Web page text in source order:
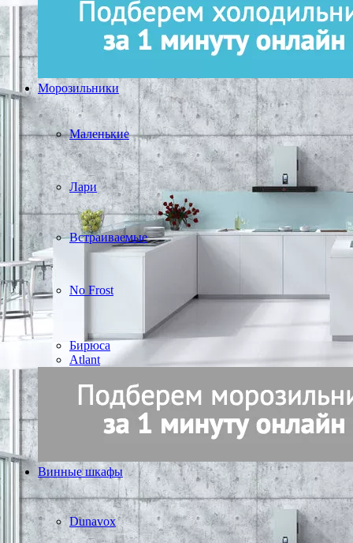
Морозильники
Маленькие
Лари
Встраиваемые
No Frost
Бирюса
Atlant
Винные шкафы
Dunavox